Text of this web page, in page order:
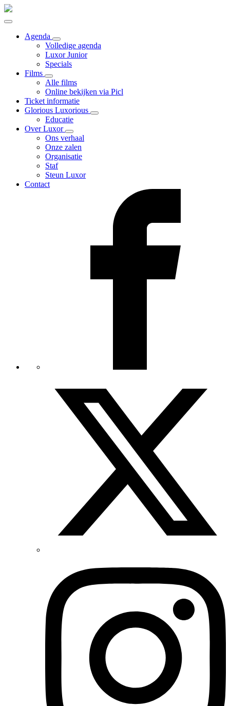
Agenda
Volledige agenda
Luxor Junior
Specials
Films
Alle films
Online bekijken via Picl
Ticket informatie
Glorious Luxorious
Educatie
Over Luxor
Ons verhaal
Onze zalen
Organisatie
Staf
Steun Luxor
Contact